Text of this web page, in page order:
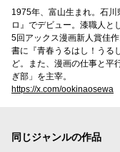
1975年、富山生まれ。石
ロ』でデビュー。漆職人と
5回アックス漫画新人賞佳
書に『青春うるはし！うる
ど。また、漫画の仕事と平
ぎ部」を主宰。
https://x.com/ookinaosewa
同じジャンルの作品